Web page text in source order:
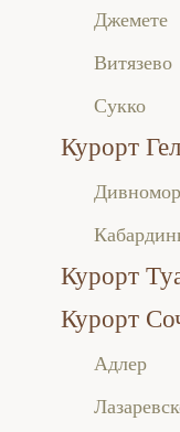
Джемете
Витязево
Сукко
Курорт
Курорт
Курорт
Адлер